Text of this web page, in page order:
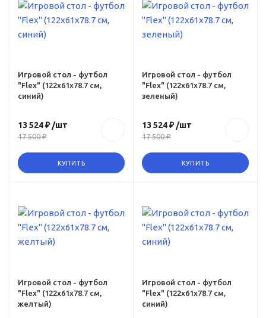
Игровой стол - футбол
"Flex" (122x61x78.7 см,
синий)
13 524 ₽/шт
17 500 ₽
КУПИТЬ
Игровой стол - футбол
"Flex" (122x61x78.7 см,
зеленый)
13 524 ₽/шт
17 500 ₽
КУПИТЬ
Игровой стол - футбол
"Flex" (122x61x78.7 см,
желтый)
Игровой стол - футбол
"Flex" (122x61x78.7 см,
синий)